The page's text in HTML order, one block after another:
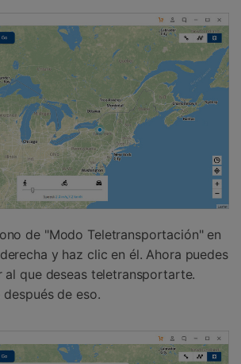
de "Modo Teletransportación" en
y haz clic en él. Ahora puedes
al que deseas teletransportarte.
de eso.